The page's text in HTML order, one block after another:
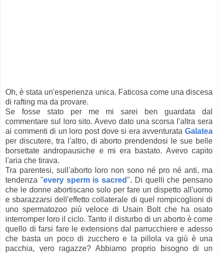
Oh, è stata un'esperienza unica. Faticosa come una discesa
di rafting ma da provare.
Se fosse stato per me mi sarei ben guardata dal
commentare sul loro sito. Avevo dato una scorsa l'altra sera
ai commenti di un loro post dove si era avventurata Galatea
per discutere, tra l'altro, di aborto prendendosi le sue belle
borsettate andropausiche e mi era bastato. Avevo capito
l'aria che tirava.
Tra parentesi, sull'aborto loro non sono né pro né anti, ma
tendenza "every sperm is sacred". Di quelli che pensano
che le donne abortiscano solo per fare un dispetto all'uomo
e sbarazzarsi dell'effetto collaterale di quel rompicoglioni di
uno spermatozoo più veloce di Usain Bolt che ha osato
interromper loro il ciclo. Tanto il disturbo di un aborto è come
quello di farsi fare le extensions dal parrucchiere e adesso
che basta un poco di zucchero e la pillola va giù è una
pacchia, vero ragazze? Abbiamo proprio bisogno di un